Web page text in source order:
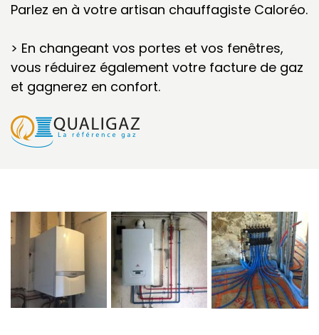
Parlez en à votre artisan chauffagiste Caloréo.
> En changeant vos portes et vos fenêtres,
vous réduirez également votre facture de gaz
et gagnerez en confort.